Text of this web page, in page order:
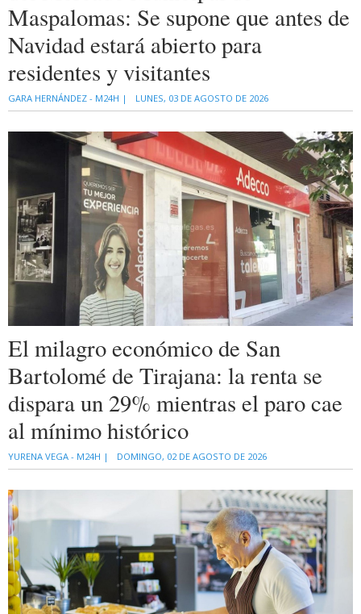
Maspalomas: Se supone que antes de
Navidad estará abierto para
residentes y visitantes
GARA HERNÁNDEZ - M24H | LUNES, 03 DE AGOSTO DE 2026
El milagro económico de San
Bartolomé de Tirajana: la renta se
dispara un 29% mientras el paro cae
al mínimo histórico
YURENA VEGA - M24H | DOMINGO, 02 DE AGOSTO DE 2026